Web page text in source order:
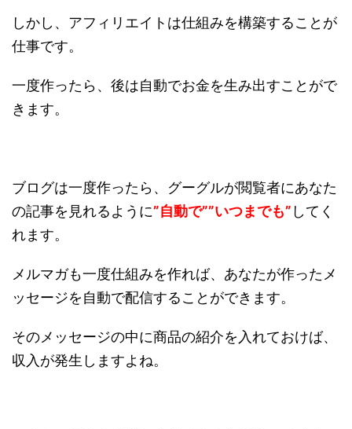
しかし、アフィリエイトは仕組みを構築することが
仕事です。
一度作ったら、後は自動でお金を生み出すことがで
きます。
ブログは一度作ったら、グーグルが閲覧者にあなた
の記事を見れるように”自動で””いつまでも” してく
れます。
メルマガも一度仕組みを作れば、あなたが作ったメ
ッセージを自動で配信することができます。
そのメッセージの中に商品の紹介を入れておけば、
収入が発生しますよね。